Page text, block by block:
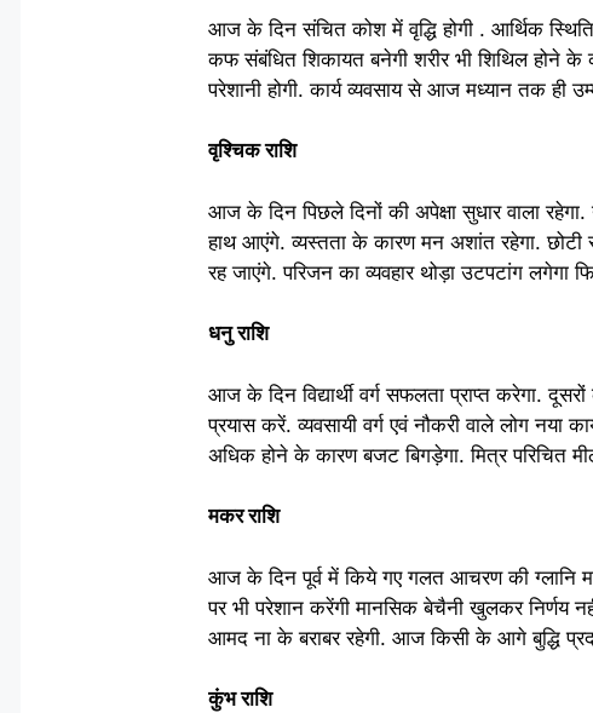
आज के दिन संचित कोश में वृद्धि होगी . आर्थिक
कफ संबंधित शिकायत बनेगी शरीर भी शिथिल होने
परेशानी होगी. कार्य व्यवसाय से आज मध्यान तक ही
वृश्चिक राशि
आज के दिन पिछले दिनों की अपेक्षा सुधार वाला
हाथ आएंगे. व्यस्तता के कारण मन अशांत रहेगा.
रह जाएंगे. परिजन का व्यवहार थोड़ा उटपटांग लगेगा
धनु राशि
आज के दिन विद्यार्थी वर्ग सफलता प्राप्त करेगा.
प्रयास करें. व्यवसायी वर्ग एवं नौकरी वाले लोग
अधिक होने के कारण बजट बिगड़ेगा. मित्र परिचित
मकर राशि
आज के दिन पूर्व में किये गए गलत आचरण की ग्लानि
पर भी परेशान करेंगी मानसिक बेचैनी खुलकर
आमद ना के बराबर रहेगी. आज किसी के आगे बुद्धि
कुंभ राशि